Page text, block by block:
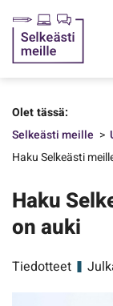
Yhteystiedot
Olet tässä:
Selkeästi meille
Haku Selkeästi
Haku
on auki
Tiedotteet